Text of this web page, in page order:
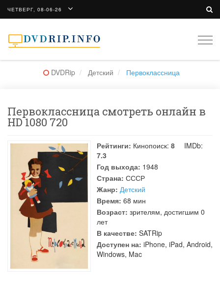
ЧЕТВЕРГ, 08-06-26
DVDRip Детский Первоклассница
Первоклассница смотреть онлайн в
HD 1080 720
Рейтинги: Кинопоиск: 8
IMDb:
7.3
Год выхода: 1948
Страна: СССР
Жанр: Детский
Время: 68 мин
Возраст: зрителям, достигшим 0
лет
В качестве: SATRip
Доступен на: iPhone, iPad, Android,
Windows, Mac